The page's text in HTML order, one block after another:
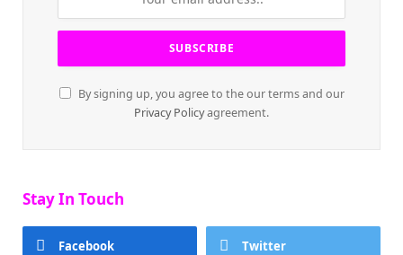
By signing up, you agree to the our terms and our
Privacy Policyagreement.
Stay In Touch
Facebook Twitter